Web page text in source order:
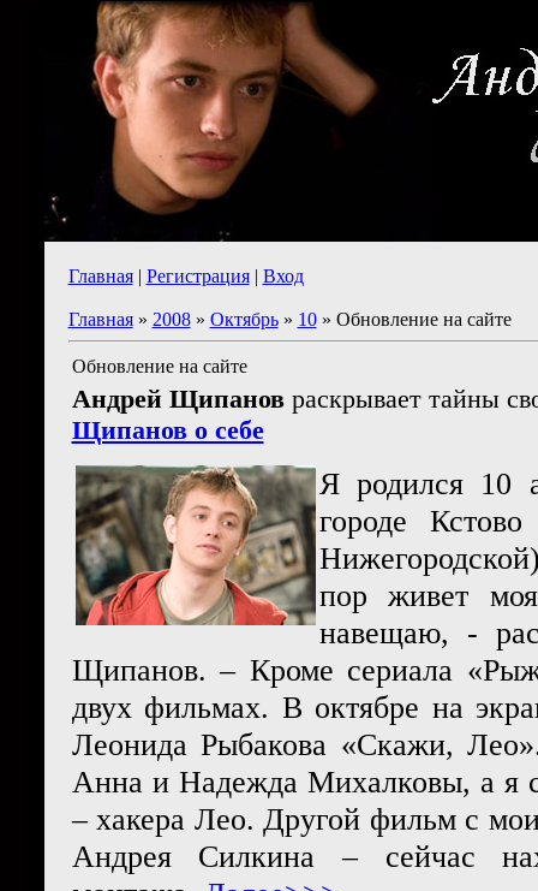
Главная| Регистрация| Вход
Главная» 2008 » Октябрь » 10» Обновление на сайте
Обновление на сайте
Андрей Щипановраскрывает тайны
Щипанов о себе
Я родился 10
городе
пор живет
навещаю, -
Щипанов. – Кроме сериала
двух фильмах. В октябре на
Леонида Рыбакова «Скажи,
Анна и Надежда Михалковы, а я
– хакера Лео. Другой фильм с
Андрея Силкина – сейчас